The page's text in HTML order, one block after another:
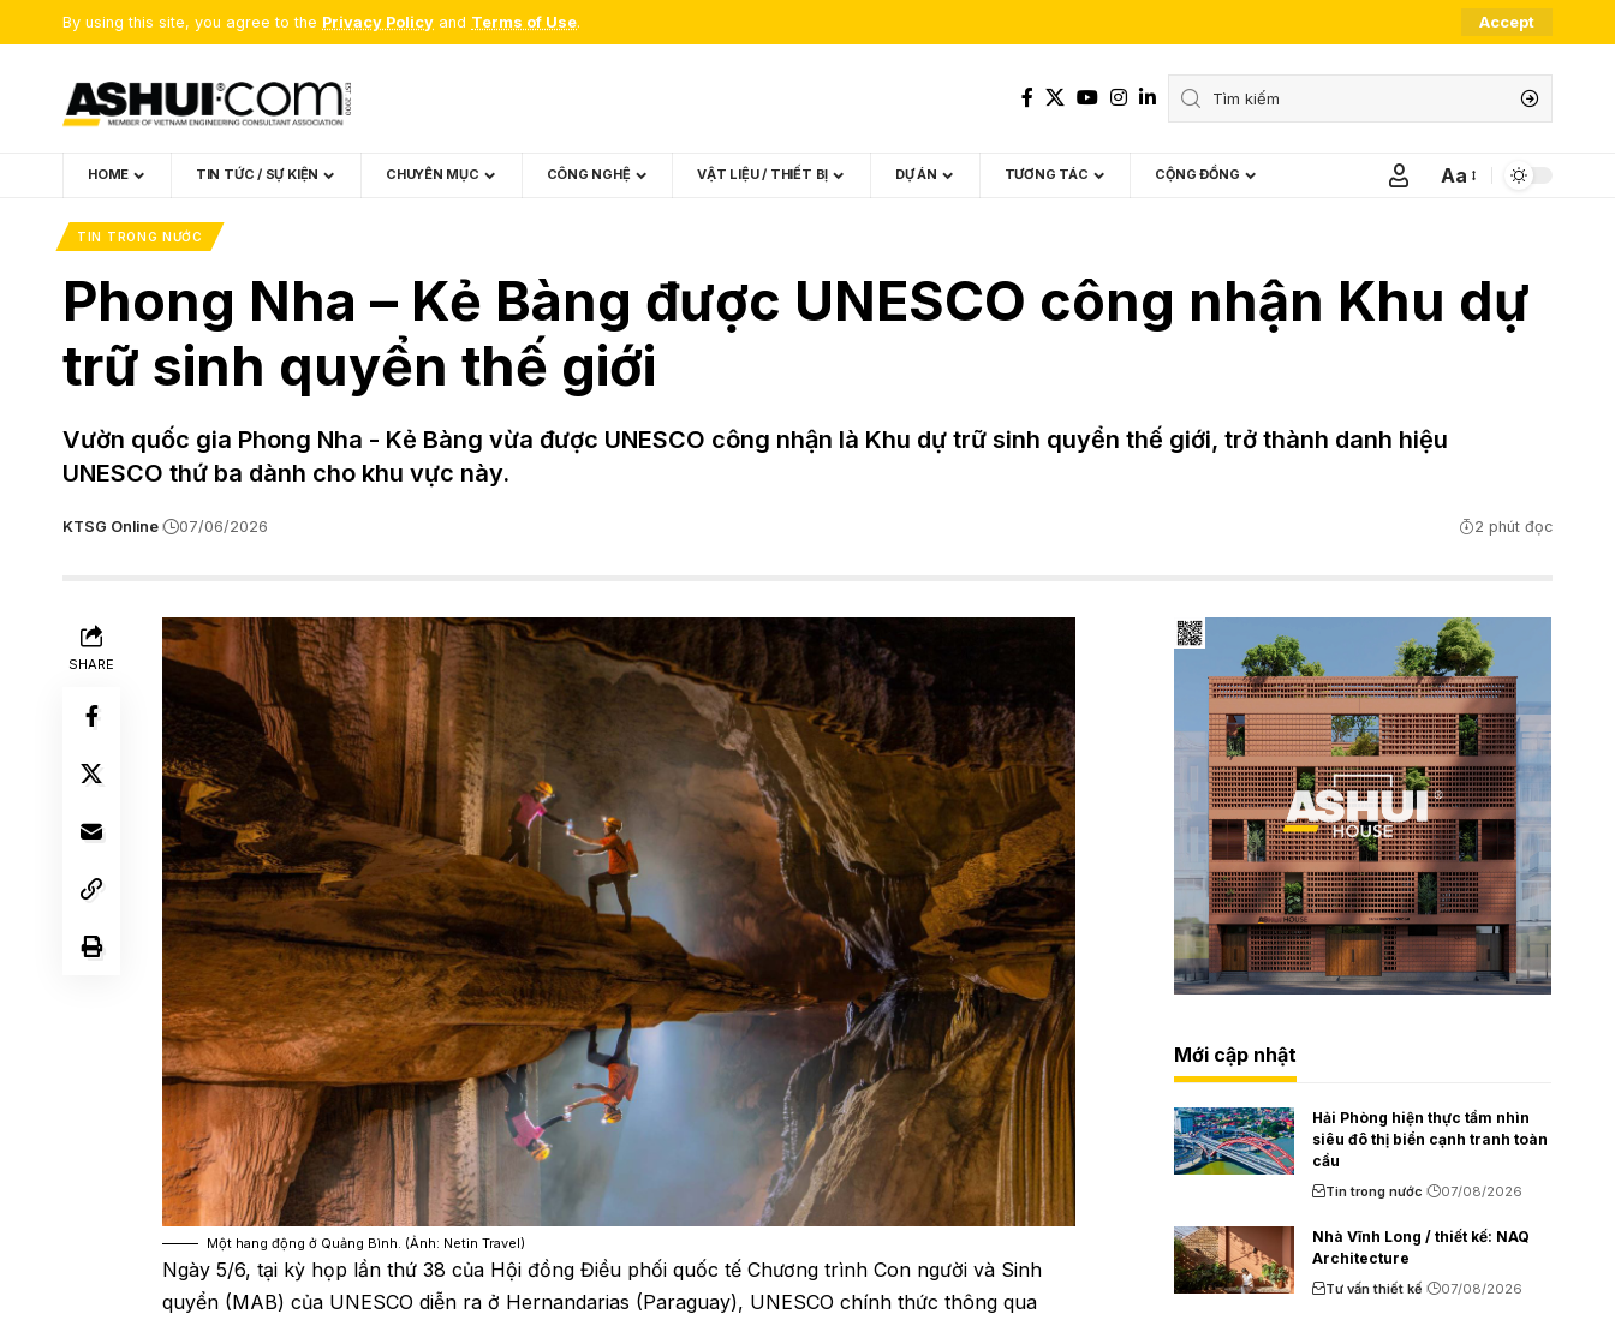
By using this site, you agree to the Privacy Policy and Terms of Use. Accept
HOME TIN TỨC / SỰ KIỆN CHUYÊN MỤC CÔNG NGHỆ VẬT LIỆU / THIẾT BỊ DỰ ÁN TƯƠNG TÁC CỘNG ĐỒNG
Font
Aa
TIN TRONG NƯỚC
Phong Nha – Kẻ Bàng được UNESCO công nhận Khu dự
trữ sinh quyển thế giới
Vườn quốc gia Phong Nha - Kẻ Bàng vừa được UNESCO công nhận là Khu dự trữ sinh quyển thế giới, trở thành danh hiệu
UNESCO thứ ba dành cho khu vực này.
KTSG Online 07/06/2026 2 phút đọc
SHARE
Một hang động ở Quảng Bình. (Ảnh: Netin Travel)
Ngày 5/6, tại kỳ họp lần thứ 38 của Hội đồng Điều phối quốc tế Chương trình Con người và Sinh
quyển (MAB) của UNESCO diễn ra ở Hernandarias (Paraguay), UNESCO chính thức thông qua
Mới cập nhật
Hải Phòng hiện thực tầm nhìn
siêu đô thị biển cạnh tranh toàn
cầu
Tin trong nước 07/08/2026
Nhà Vĩnh Long / thiết kế: NAQ
Architecture
Tư vấn thiết kế 07/08/2026